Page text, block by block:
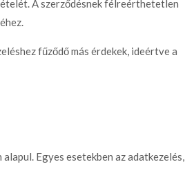
A szerződésnek félreérthetetlen
fűződő más érdekek, ideértve a
Egyes esetekben az adatkezelés,